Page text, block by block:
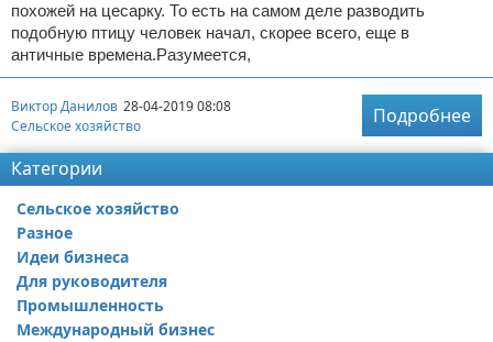
похожей на цесарку. То есть на самом деле разводить
подобную птицу человек начал, скорее всего, еще в
античные времена.Разумеется,
Виктор Данилов 28-04-2019 08:08
Сельское хозяйство
Подробнее
Категории
Сельское хозяйство
Разное
Идеи бизнеса
Для руководителя
Промышленность
Международный бизнес